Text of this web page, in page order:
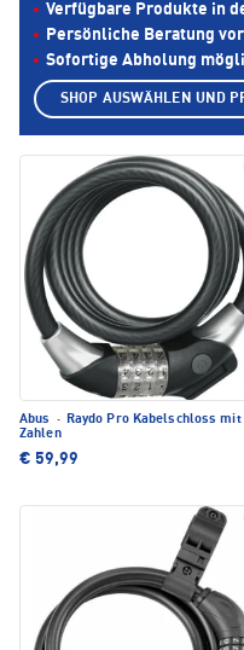
Abus · Raydo Pro Kabelschloss mit
Zahlen
€ 59,99
Verfügbare Produkte in
Persönliche Beratung
Sofortige Abholung